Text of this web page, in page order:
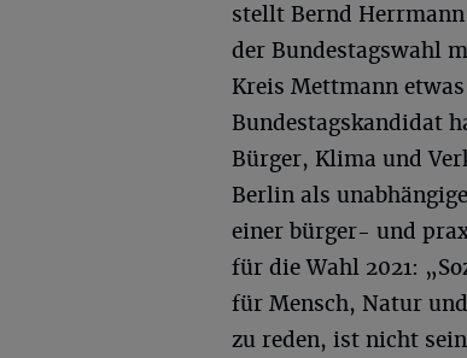
stellt Bernd
der Bundestagswahl
Kreis Mettmann
Bundestagskandidat
Bürger, Klima und
Berlin als
einer bürger- und
für die Wahl 2021:
für Mensch, Natur
zu reden, ist nicht